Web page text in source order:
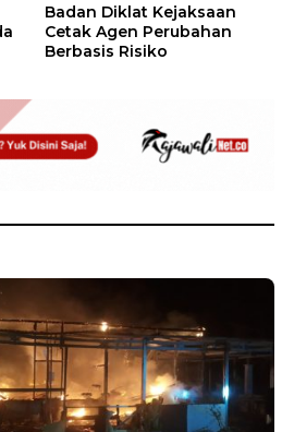
Badan Diklat Kejaksaan
Cetak Agen Perubahan
Berbasis Risiko